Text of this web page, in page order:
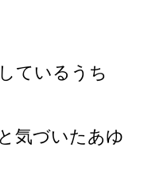
ているうち
気づいたあゆ